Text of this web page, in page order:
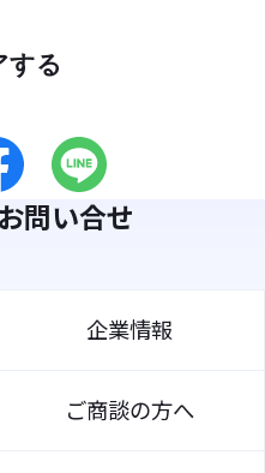
する
問い合せ
企業情報
ご商談の方へ